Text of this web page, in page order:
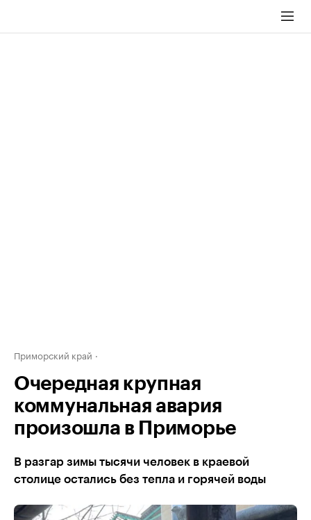
Приморский край
Очередная крупная
коммунальная авария
произошла в Приморье
В разгар зимы тысячи человек в краевой
столице остались без тепла и горячей воды